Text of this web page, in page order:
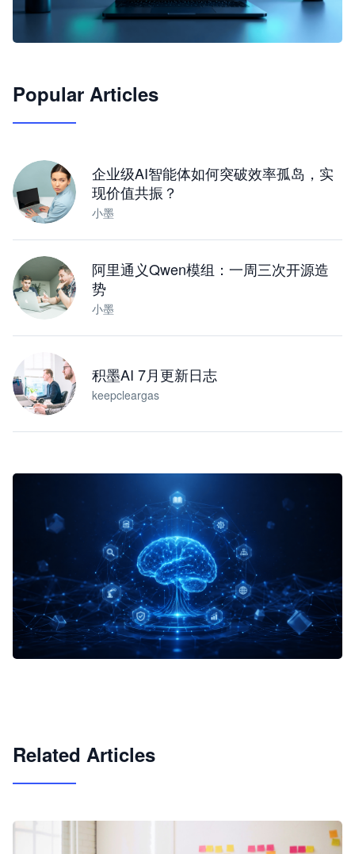
JimoClaw 桌面 AI Agent 工作台
Popular Articles
企业级AI智能体如何突破效率孤岛，实
现价值共振？
小墨
阿里通义Qwen模组：一周三次开源造
势
小墨
积墨AI 7月更新日志
keepcleargas
Related Articles